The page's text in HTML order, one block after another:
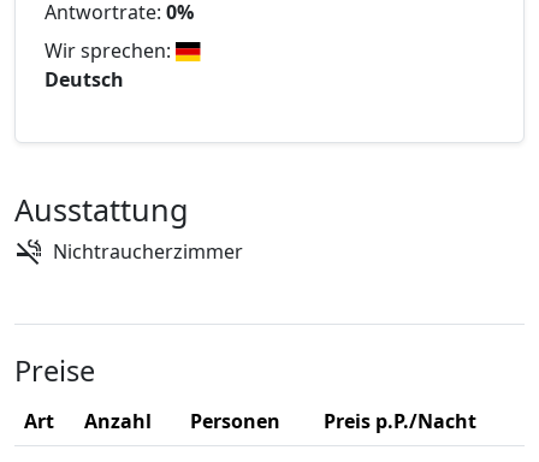
Antwortrate: 0%
Wir sprechen:
Deutsch
Ausstattung
Nichtraucherzimmer
Preise
Art Anzahl Personen Preis p.P./Nacht